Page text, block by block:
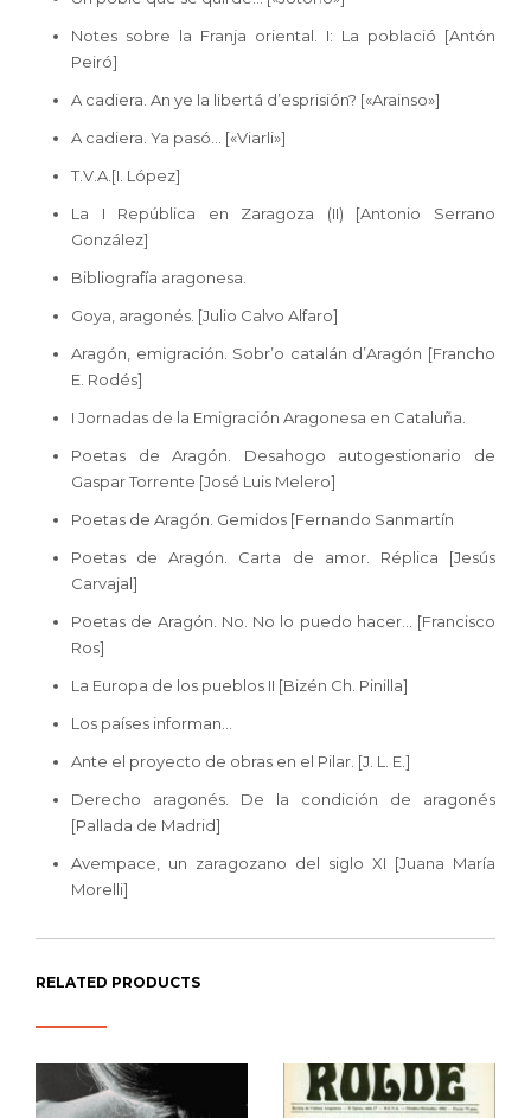
Notes sobre la Franja oriental. I: La població [Antón
Peiró]
A cadiera. An ye la libertá d’esprisión? [«Arainso»]
A cadiera. Ya pasó… [«Viarli»]
T.V.A.[I. López]
La I República en Zaragoza (II) [Antonio Serrano
González]
Bibliografía aragonesa.
Goya, aragonés. [Julio Calvo Alfaro]
Aragón, emigración. Sobr’o catalán d’Aragón [Francho
E. Rodés]
I Jornadas de la Emigración Aragonesa en Cataluña.
Poetas de Aragón. Desahogo autogestionario de
Gaspar Torrente [José Luis Melero]
Poetas de Aragón. Gemidos [Fernando Sanmartín
Poetas de Aragón. Carta de amor. Réplica [Jesús
Carvajal]
Poetas de Aragón. No. No lo puedo hacer… [Francisco
Ros]
La Europa de los pueblos II [Bizén Ch. Pinilla]
Los países informan…
Ante el proyecto de obras en el Pilar. [J. L. E.]
Derecho aragonés. De la condición de aragonés
[Pallada de Madrid]
Avempace, un zaragozano del siglo XI [Juana María
Morelli]
RELATED PRODUCTS